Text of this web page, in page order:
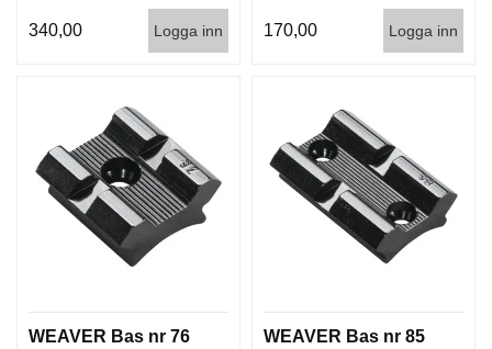
340,00 Logga inn 170,00 Logga inn
WEAVER Bas nr 76 WEAVER Bas nr 85